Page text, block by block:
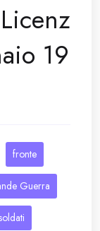
19
fronte
Guerra